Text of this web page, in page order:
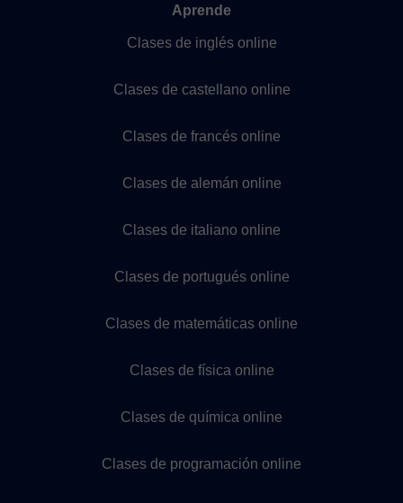
Aprende
Clases de inglés online
Clases de castellano online
Clases de francés online
Clases de alemán online
Clases de italiano online
Clases de portugués online
Clases de matemáticas online
Clases de física online
Clases de química online
Clases de programación online